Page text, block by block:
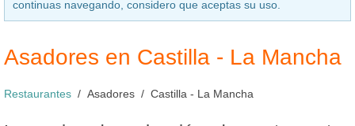
continuas navegando, considero que aceptas su uso.
Asadores en Castilla - La Mancha
Restaurantes Asadores Castilla - La Mancha